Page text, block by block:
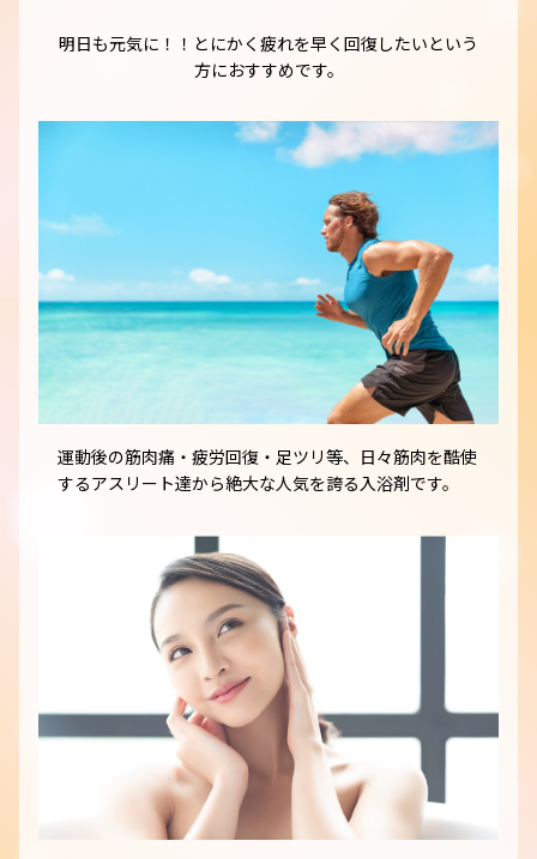
明日も元気に！！とにかく疲れを早く回復したいという
方におすすめです。
運動後の筋肉痛・疲労回復・足ツリ等、日々筋肉を酷使
するアスリート達から絶大な人気を誇る入浴剤です。